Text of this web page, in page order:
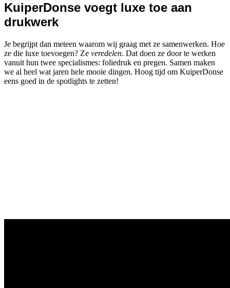
KuiperDonse voegt luxe toe aan
drukwerk
Je begrijpt dan meteen waarom wij graag met ze samenwerken. Hoe
ze die luxe toevoegen? Ze veredelen. Dat doen ze door te werken
vanuit hun twee specialismes: foliedruk en pregen. Samen maken
we al heel wat jaren hele mooie dingen. Hoog tijd om KuiperDonse
eens goed in de spotlights te zetten!